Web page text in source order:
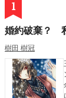
1
婚約破棄？
樹田 樹冠